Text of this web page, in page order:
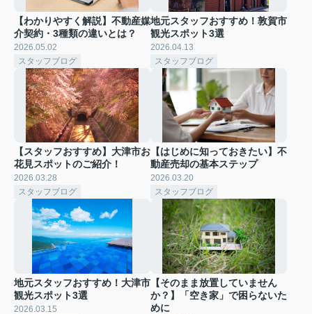
【わかりやすく解説】不動産媒
介契約・3種類の違いとは？
2026.05.02
スタッフブログ
地元スタッフおすすめ！敦賀市
観光スポット3選
2026.04.13
スタッフブログ
【スタッフおすすめ】大津市お
花見スポットのご紹介！
2026.03.28
スタッフブログ
【はじめに知っておきたい】不
動産売却の基本ステップ
2026.03.20
スタッフブログ
地元スタッフおすすめ！大津市
観光スポット3選
2026.03.15
【そのまま放置していません
か？】「空き家」で困らないた
めに